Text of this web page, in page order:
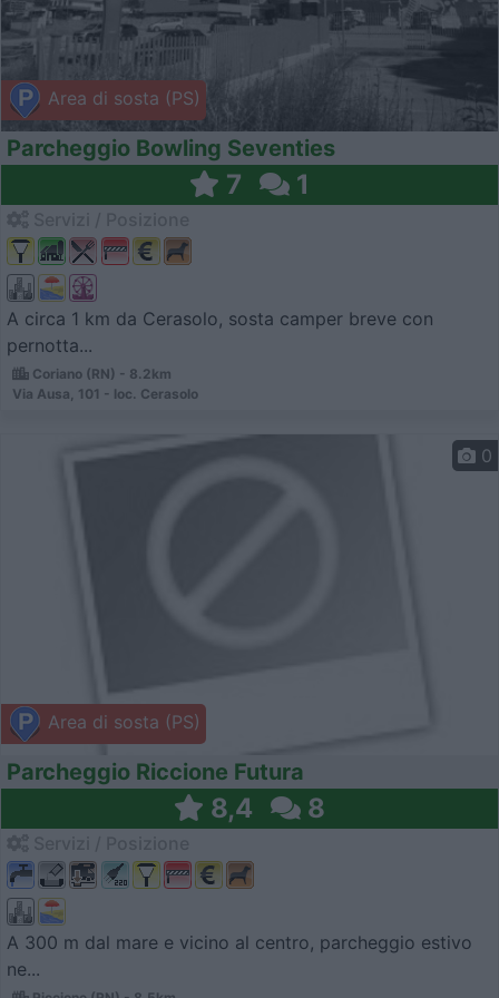
Area di sosta (PS)
Parcheggio Bowling Seventies
7 1
A circa 1 km da Cerasolo, sosta camper breve con
pernotta...
Coriano (RN) - 8.2km
Via Ausa, 101 - loc. Cerasolo
Area di sosta (PS)
0
Parcheggio Riccione Futura
8,4 8
A 300 m dal mare e vicino al centro, parcheggio estivo
ne...